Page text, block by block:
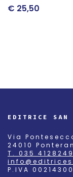
€ 25,50
EDITRICE SAN
Via
24010
T. 035 4128249
P.IVA